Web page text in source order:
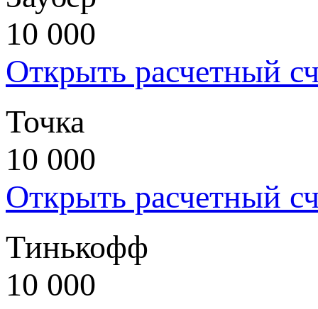
10 000
Открыть расчетный
Точка
10 000
Открыть расчетный
Тинькофф
10 000